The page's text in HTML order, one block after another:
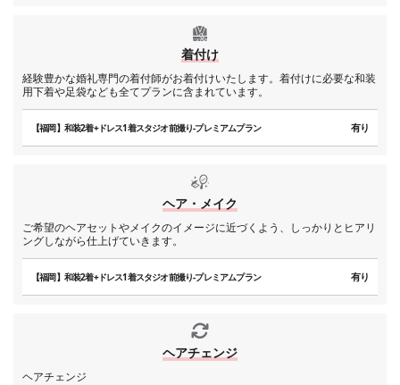
着付け
経験豊かな婚礼専門の着付師がお着付けいたします。着付けに必要な和装
用下着や足袋なども全てプランに含まれています。
【福岡】和装2着+ドレス1着スタジオ前撮り-プレミアムプラン 有り
ヘア・メイク
ご希望のヘアセットやメイクのイメージに近づくよう、しっかりとヒアリ
ングしながら仕上げていきます。
【福岡】和装2着+ドレス1着スタジオ前撮り-プレミアムプラン 有り
ヘアチェンジ
ヘアチェンジ